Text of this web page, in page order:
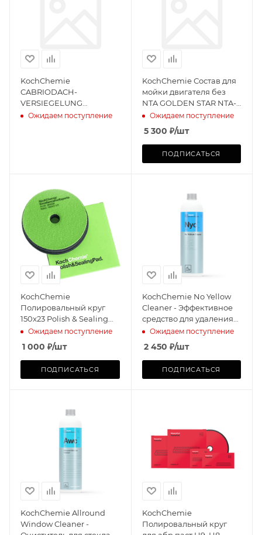
KochChemie
CABRIODACH-
VERSIEGELUNG
Гидрофобный состав для
Ожидаем поступление
KochChemie Состав для
мойки двигателя без
NTA GOLDEN STAR NTA-
FREE (5л)
Ожидаем поступление
5 300 ₽/шт
ПОДПИСАТЬСЯ
KochChemie
Полировальный круг
150x23 Polish & Sealing
PadОжидаем поступление
1 000 ₽/шт
ПОДПИСАТЬСЯ
KochChemie No Yellow
Cleaner - Эффективное
средство для удаления
пожелтений (1 л)
Ожидаем поступление
2 450 ₽/шт
ПОДПИСАТЬСЯ
KochChemie Allround
Window Cleaner -
KochChemie
Полировальный круг